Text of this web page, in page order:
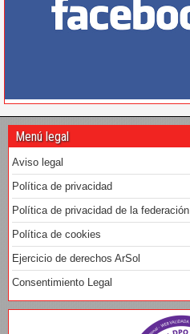
Menú legal
Aviso legal
Política de privacidad
Política de privacidad de la federación
Política de cookies
Ejercicio de derechos ArSol
Consentimiento Legal